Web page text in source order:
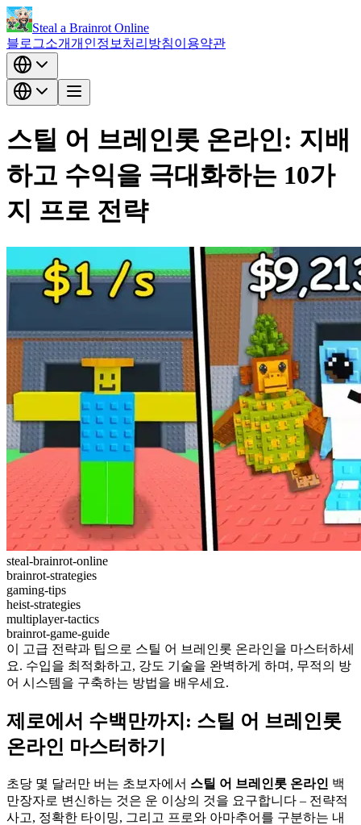
Steal a Brainrot Online
블로그소개개인정보처리방침이용약관
스틸 어 브레인롯 온라인: 지배
하고 수익을 극대화하는 10가
지 프로 전략
steal-brainrot-online
brainrot-strategies
gaming-tips
heist-strategies
multiplayer-tactics
brainrot-game-guide
이 고급 전략과 팁으로 스틸 어 브레인롯 온라인을 마스터하세
요. 수입을 최적화하고, 강도 기술을 완벽하게 하며, 무적의 방
어 시스템을 구축하는 방법을 배우세요.
제로에서 수백만까지: 스틸 어 브레인롯
온라인 마스터하기
초당 몇 달러만 버는 초보자에서 스틸 어 브레인롯 온라인 백
만장자로 변신하는 것은 운 이상의 것을 요구합니다 – 전략적
사고, 정확한 타이밍, 그리고 프로와 아마추어를 구분하는 내